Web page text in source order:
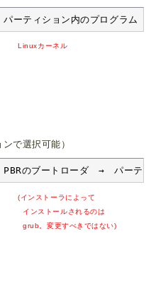
パーティション内のプログラム
カーネル
で選択可能）
PBRのブートローダ　→　パーティシ
ストーラによって
ンストールされるのは
。変更すべきではない)